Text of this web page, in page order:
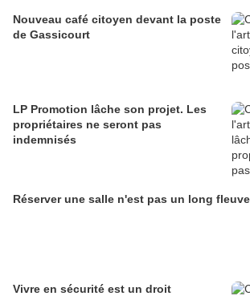
Nouveau café citoyen devant la poste
de Gassicourt
LP Promotion lâche son projet. Les
propriétaires ne seront pas
indemnisés
Réserver une salle n'est pas un long
Vivre en sécurité est un droit